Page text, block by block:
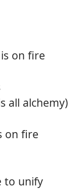
on fire
all alchemy)
on fire
to unify